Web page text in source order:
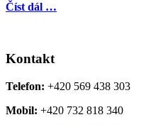
Číst dál …
Kontakt
Telefon: +420 569 438 303
Mobil: +420 732 818 340